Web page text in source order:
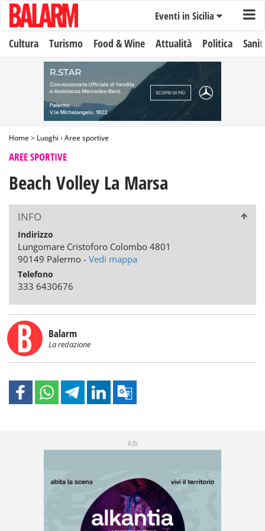
Eventi in Sicilia
Cultura Turismo Food & Wine Attualità Politica
Home> Luoghi › Aree sportive
AREE SPORTIVE
Beach Volley La Marsa
INFO
Indirizzo
Lungomare Cristoforo Colombo 4801
90149 Palermo - Vedi mappa
Telefono
333 6430676
Balarm
La redazione
Adv